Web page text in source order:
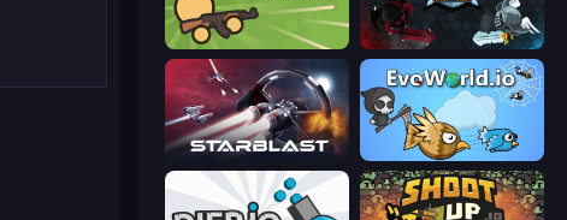
Survev.io EvoWars.io
StarBlast